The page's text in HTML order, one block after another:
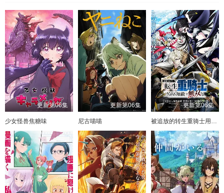
更新第06集
少女怪兽焦糖味
更新第06集
尼古喵喵
更新第06集
被追放的转生重骑士用游戏知识开无双